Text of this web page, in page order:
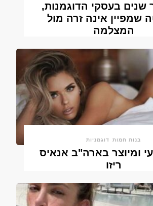
בעסקי הדוגמנות,
שמפיין אינה זרה מול
המצלמה
בנות חמות דוגמניות
ומיוצר בארה"ב אנאיס
ריזו